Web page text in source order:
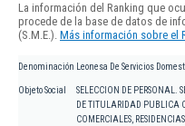
La información del Ranking que
procede de la base de datos de
(S.M.E.). Más información sobre el
Denominación Leonesa De Servicios
Objeto Social
SELECCION DE PERSONAL.
DE TITULARIDAD PUBLICA
COMERCIALES,